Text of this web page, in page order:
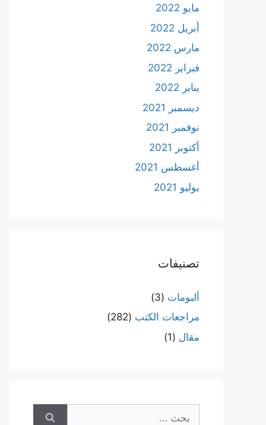
مايو 2022
أبريل 2022
مارس 2022
فبراير 2022
يناير 2022
ديسمبر 2021
نوفمبر 2021
أكتوبر 2021
أغسطس 2021
يوليو 2021
تصنيفات
ألبومات (3)
مراجعات الكتب (282)
مقال (1)